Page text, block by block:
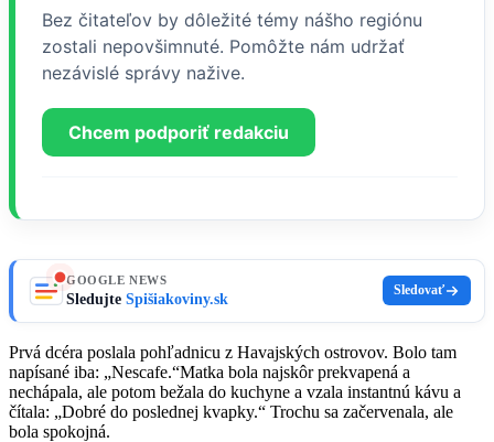
Bez čitateľov by dôležité témy nášho regiónu
zostali nepovšimnuté. Pomôžte nám udržať
nezávislé správy nažive.
Chcem podporiť redakciu
GOOGLE NEWS
Sledujte Spišiakoviny.sk
Sledovať
Prvá dcéra poslala pohľadnicu z Havajských ostrovov. Bolo tam
napísané iba: „Nescafe.“Matka bola najskôr prekvapená a
nechápala, ale potom bežala do kuchyne a vzala instantnú kávu a
čítala: „Dobré do poslednej kvapky.“ Trochu sa začervenala, ale
bola spokojná.